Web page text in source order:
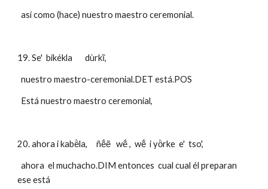
  así como (hace) nuestro maestro ceremonial.
19. Se'  bikékla       dùrkĩ,
  nuestro maestro-ceremonial.DET está.POS
  Está nuestro maestro ceremonial,
20. ahora i kabë̀la,     ñẽ́ẽ   wẽ́ ,  wẽ́  i yö̀rke  e'  tso',
  ahora  el muchacho.DIM entonces  cual cual él preparan
ese está